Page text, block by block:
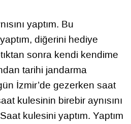
yaptım. Bu
diğerini hediye
sonra kendi kendime
tarihi jandarma
İzmir’de gezerken saat
kulesinin birebir aynısını
kulesini yaptım. Yaptım